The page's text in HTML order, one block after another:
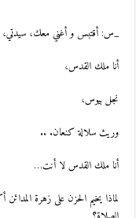
_س: أقتبس و أغني معك، سيدتي،
أنا ملك القدس،
نجل بيوس،
وريث سلالة كنعان. ..
أنا ملك القدس لا أنت…
لماذا يخيم الحزن على زهرة